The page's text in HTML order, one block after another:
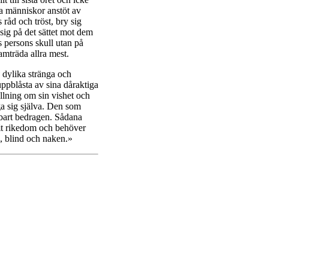
människor anstöt av
råd och tröst, bry sig
på det sättet mot dem
persons skull utan på
allra mest.
stränga och
av sina dåraktiga
om sin vishet och
sig själva. Den som
bedragen. Sådana
rikedom och behöver
blind och naken.»